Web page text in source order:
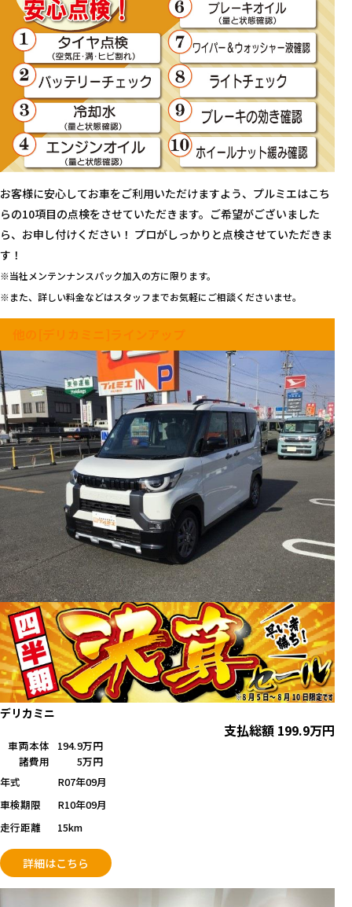
お客様に安心してお車をご利用いただけますよう、プルミエはこち
らの10項目の点検をさせていただきます。ご希望がございました
ら、お申し付けください！ プロがしっかりと点検させていただきま
す！
※当社メンテンナンスパック加入の方に限ります。
※また、詳しい料金などはスタッフまでお気軽にご相談くださいませ。
デリカミニ
支払総額 199.9万円
車両本体
194.9万円
諸費用
5万円
年式
R07年09月
車検期限
R10年09月
走行距離
15km
詳細はこちら